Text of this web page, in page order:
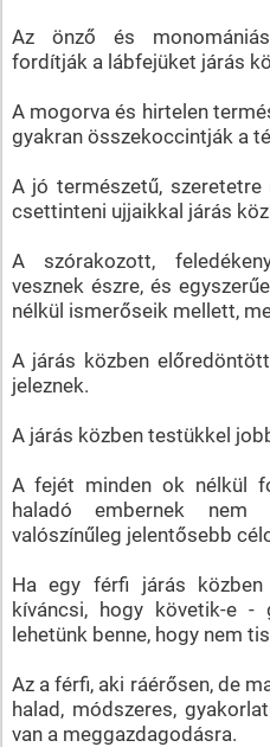
Az önző és
fordítják a lábfejüket járás
A mogorva és hirtelen
gyakran összekoccintják a
A jó természetű,
csettinteni ujjaikkal járás
A szórakozott,
vesznek észre, és
nélkül ismerőseik mellett,
A járás közben
jeleznek.
A járás közben testükkel
A fejét minden ok nélkül
haladó embernek
valószínűleg jelentősebb
Ha egy férfi járás
kíváncsi, hogy követik-e -
lehetünk benne, hogy nem
Az a férfi, aki ráérősen, de
halad, módszeres,
van a meggazdagodásra.